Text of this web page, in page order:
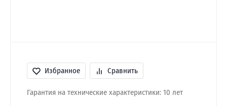
Избранное Сравнить
Гарантия на технические характеристики: 10 лет